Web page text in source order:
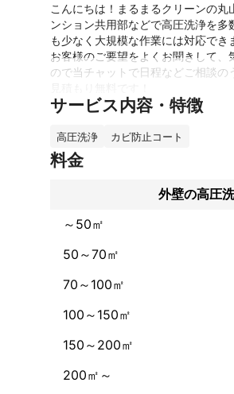
こんにちは！まるまるクリーンの
ンション共用部などで高圧洗浄を
も少なく大規模な作業には対応でき
お客様のご要望をよくお聞きして
ので当チャットで日程などご相談の
お客様のご都合で現場見積もり出来
万が一の為の損害賠償保険加入済
これまでの実績
開業して3年目ということで、当社
0年経験を積み、一般家庭や事業所
ました。
エアコンクリーニングに関しては
内装工事者としての経験もあり、
お客様のご希望をよくお聞きして
大手様よりお値打ちで大手様より高
サービス内容・特徴
高圧洗浄 カビ防止コート
料金
外壁の高圧
～50㎡
50～70㎡
70～100㎡
100～150㎡
150～200㎡
200㎡～